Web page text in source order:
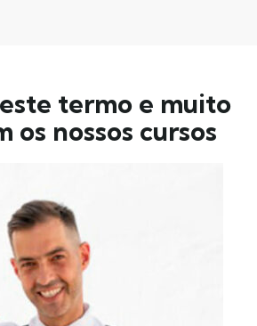
termo e muito
os nossos cursos